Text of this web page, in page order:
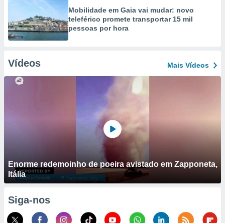
Mobilidade em Gaia vai mudar: novo
teleférico promete transportar 15 mil
pessoas por hora
Vídeos Mais Vídeos
Enorme redemoinho de poeira avistado em Zapponeta,
Itália
Siga-nos